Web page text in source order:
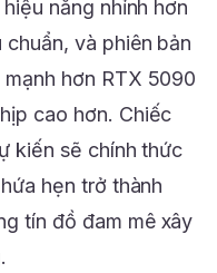
năng nhỉnh hơn
và phiên bản
hơn RTX 5090
cao hơn. Chiếc
kiến sẽ chính thức
hẹn trở thành
tín đồ đam mê xây